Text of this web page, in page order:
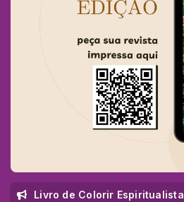
Livro de Colorir Espiritualista